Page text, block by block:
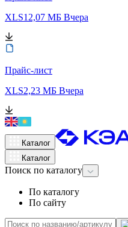
XLS12,07 МБ Вчера
Прайс-лист
XLS2,23 МБ Вчера
Каталог
Каталог
Поиск по каталогу
По каталогу
По сайту